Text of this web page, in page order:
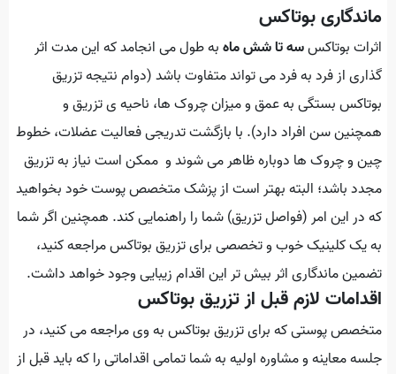
ماندگاری بوتاکس
اثرات بوتاکسسه تا شش ماهبه طول می انجامد که این مدت اثر
گذاری از فرد به فرد می تواند متفاوت باشد (دوام نتیجه تزریق
بوتاکس بستگی به عمق و میزان چروک ها، ناحیه ی تزریق و
همچنین سن افراد دارد). با بازگشت تدریجی فعالیت عضلات، خطوط
چین و چروک ها دوباره ظاهر می شوند و ممکن است نیاز به تزریق
مجدد باشد؛ البته بهتر است از پزشک متخصص پوست خود بخواهید
که در این امر (فواصل تزریق) شما را راهنمایی کند. همچنین اگر شما
به یک کلینیک خوب و تخصصی برای تزریق بوتاکس مراجعه کنید،
تضمین ماندگاری اثر بیش تر این اقدام زیبایی وجود خواهد داشت.
اقدامات لازم قبل از تزریق بوتاکس
متخصص پوستی که برای تزریق بوتاکس به وی مراجعه می کنید، در
جلسه معاینه و مشاوره اولیه به شما تمامی اقداماتی را که باید قبل از